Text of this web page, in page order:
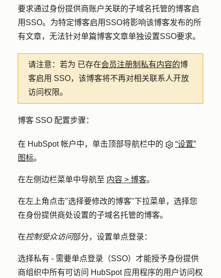
要求通过身份提供商账户关联的子域名托管的博客启
用SSO。为特定博客启用SSO将影响该博客发布的所
有文章，无法针对单篇博客文章单独设置SSO要求。
请注意：若为 已存在会员注册制私有内容的博
客启用 SSO，该博客将不再对相关联系人开放
访问权限。
博客 SSO 配置步骤：
在 HubSpot 帐户中，单击顶部导航栏中的
“设置”
图标。
在左侧边栏菜单中导航至 内容 > 博客。
在左上角点击"选择要修改的博客"下拉菜单，选择您
在身份提供商处设置的子域名托管的博客。
在控制受众访问部分，设置单点登录：
选择私有 - 需要单点登录（SSO） 才能授予身份提供
商组织中所有可访问 HubSpot 应用程序的用户访问权